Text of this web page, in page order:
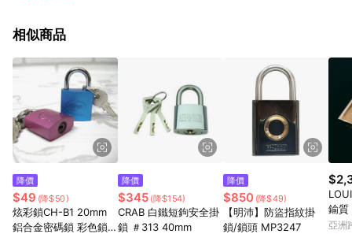
才享有回饋，點數將於廠商出貨後 30 天前後發送。 (2) 門市訂
導購資格。 (3) 使用九乘九APP下單，將無法獲得點數回饋。
相似商品
降價
$49 (降$50)
炫彩鎖CH-B1 20mm
鋁合金密碼鎖 彩色鎖
降價
$345 (降$154)
CRAB 白鐵短鉤安全掛
鎖 ＃313 40mm
降價
$850 (降$49)
【明沛】防盜指紋掛
鎖/鎖頭 MP3247
鍮質
已拋
亞洲